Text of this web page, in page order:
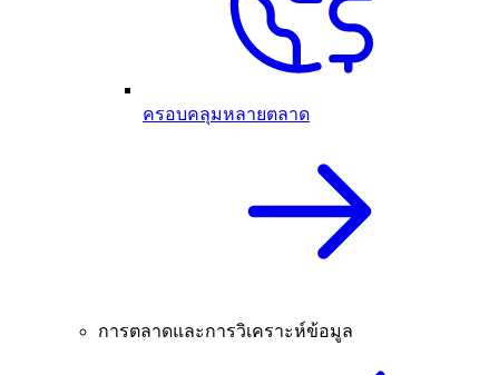
ครอบคลุมหลายตลาด
การตลาดและการวิเคราะห์ข้อมูล